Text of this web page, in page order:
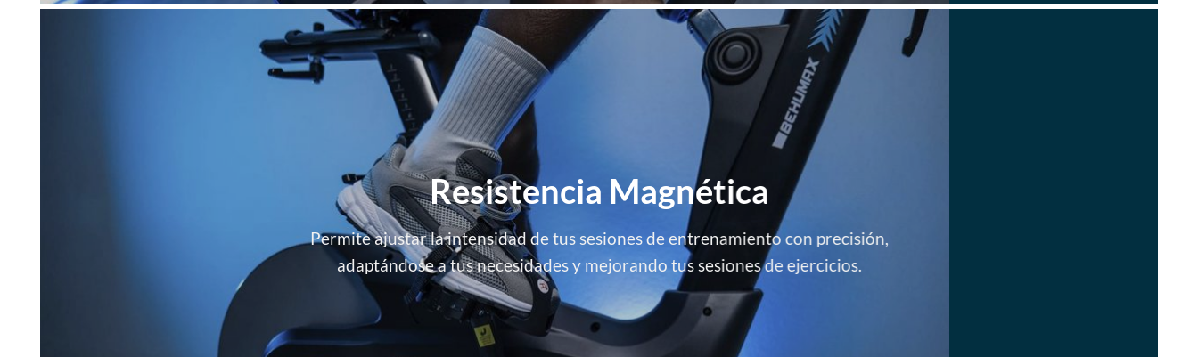
Resistencia Magnética
Permite ajustar la intensidad de tus sesiones de entrenamiento con precisión,
adaptándose a tus necesidades y mejorando tus sesiones de ejercicios.